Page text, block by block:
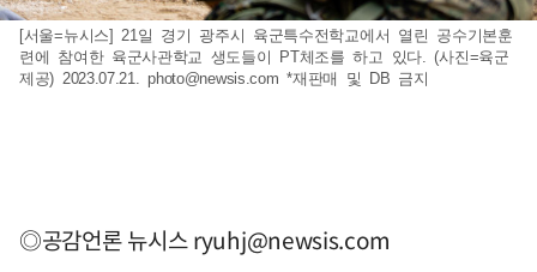
[서울=뉴시스] 21일 경기 광주시 육군특수전학교에서 열린 공수기본훈
련에 참여한 육군사관학교 생도들이 PT체조를 하고 있다. (사진=육군
제공) 2023.07.21.photo@newsis.com *재판매 및 DB 금지
◎공감언론 뉴시스ryuhj@newsis.com